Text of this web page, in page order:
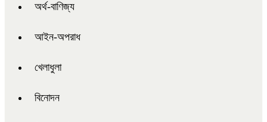
অর্থ-বাণিজ্য
আইন-অপরাধ
খেলাধুলা
বিনোদন